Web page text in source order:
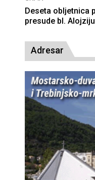
Deseta obljetnica
presude bl.
Adresar